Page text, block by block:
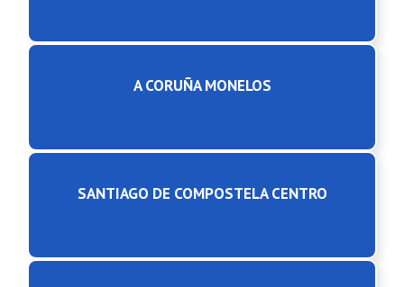
A CORUÑA MONELOS
SANTIAGO DE COMPOSTELA CENTRO